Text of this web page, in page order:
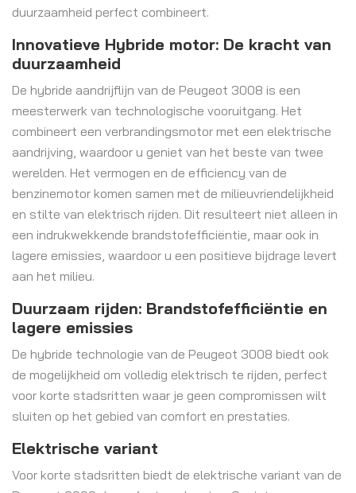
duurzaamheid perfect combineert.
Innovatieve Hybride motor: De kracht van
duurzaamheid
De hybride aandrijflijn van de Peugeot 3008 is een
meesterwerk van technologische vooruitgang. Het
combineert een verbrandingsmotor met een elektrische
aandrijving, waardoor u geniet van het beste van twee
werelden. Het vermogen en de efficiency van de
benzinemotor komen samen met de milieuvriendelijkheid
en stilte van elektrisch rijden. Dit resulteert niet alleen in
een indrukwekkende brandstofefficiëntie, maar ook in
lagere emissies, waardoor u een positieve bijdrage levert
aan het milieu.
Duurzaam rijden: Brandstofefficiëntie en
lagere emissies
De hybride technologie van de Peugeot 3008 biedt ook
de mogelijkheid om volledig elektrisch te rijden, perfect
voor korte stadsritten waar je geen compromissen wilt
sluiten op het gebied van comfort en prestaties.
Elektrische variant
Voor korte stadsritten biedt de elektrische variant van de